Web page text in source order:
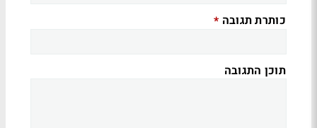
כותרת תגובה *
תוכן התגובה